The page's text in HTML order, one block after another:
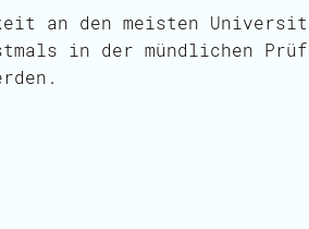
an den meisten
in der mündlichen